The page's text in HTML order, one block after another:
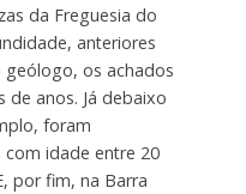
da Freguesia do
anteriores
geólogo, os achados
anos. Já debaixo
foram
idade entre 20
por fim, na Barra